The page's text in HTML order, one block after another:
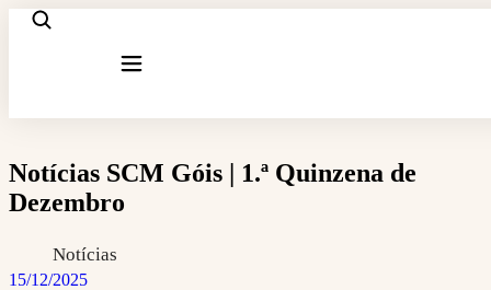
Notícias SCM Góis | 1.ª Quinzena de
Dezembro
Notícias
15/12/2025